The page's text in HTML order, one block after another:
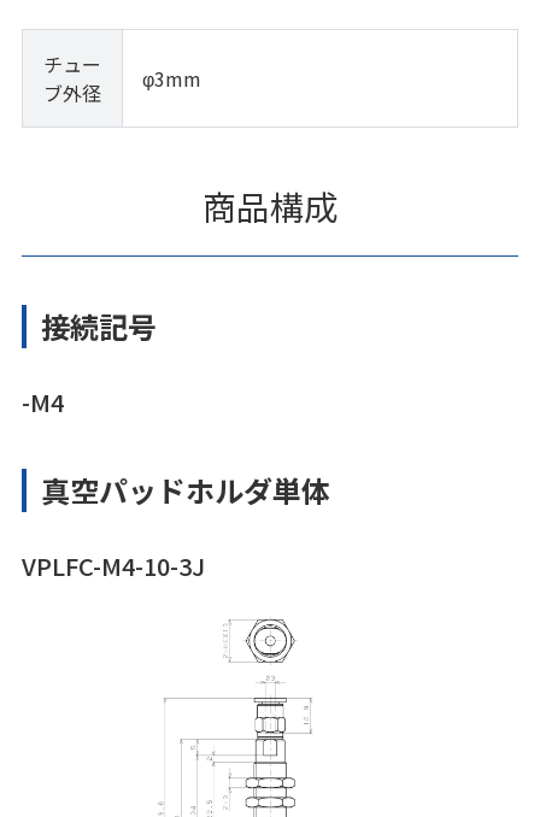
チュー
ブ外径
φ3mm
商品構成
接続記号
-M4
真空パッドホルダ単体
VPLFC-M4-10-3J